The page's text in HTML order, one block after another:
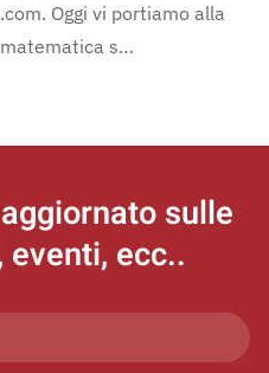
Oggi vi portiamo alla
s…
sulle
ecc..